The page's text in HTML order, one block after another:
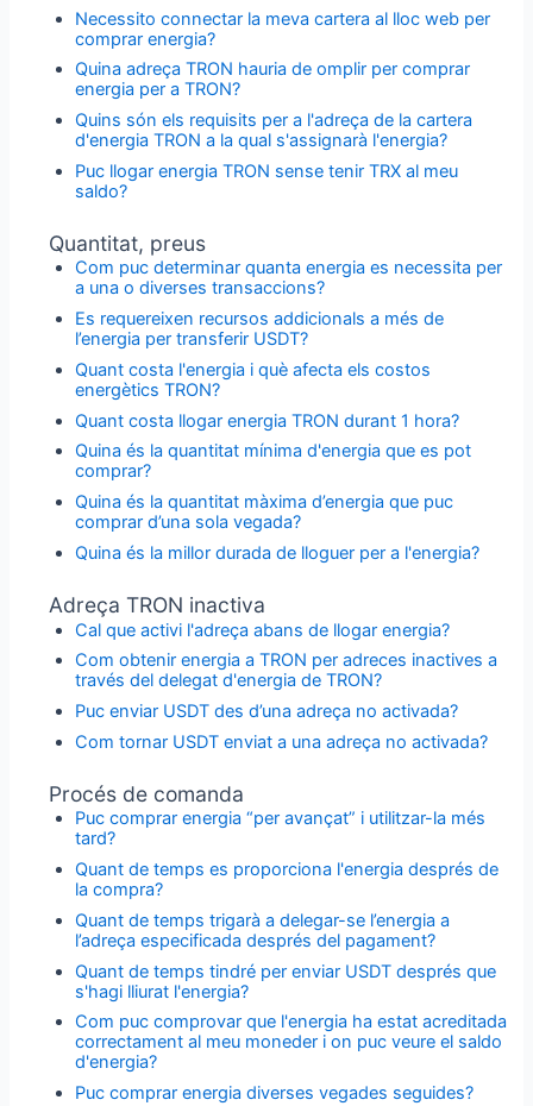
Necessito connectar la meva cartera al lloc web per
comprar energia?
Quina adreça TRON hauria de omplir per comprar
energia per a TRON?
Quins són els requisits per a l'adreça de la cartera
d'energia TRON a la qual s'assignarà l'energia?
Puc llogar energia TRON sense tenir TRX al meu
saldo?
Quantitat, preus
Com puc determinar quanta energia es necessita per
a una o diverses transaccions?
Es requereixen recursos addicionals a més de
l’energia per transferir USDT?
Quant costa l'energia i què afecta els costos
energètics TRON?
Quant costa llogar energia TRON durant 1 hora?
Quina és la quantitat mínima d'energia que es pot
comprar?
Quina és la quantitat màxima d’energia que puc
comprar d’una sola vegada?
Quina és la millor durada de lloguer per a l'energia?
Adreça TRON inactiva
Cal que activi l'adreça abans de llogar energia?
Com obtenir energia a TRON per adreces inactives a
través del delegat d'energia de TRON?
Puc enviar USDT des d’una adreça no activada?
Com tornar USDT enviat a una adreça no activada?
Procés de comanda
Puc comprar energia “per avançat” i utilitzar-la més
tard?
Quant de temps es proporciona l'energia després de
la compra?
Quant de temps trigarà a delegar-se l’energia a
l’adreça especificada després del pagament?
Quant de temps tindré per enviar USDT després que
s'hagi lliurat l'energia?
Com puc comprovar que l'energia ha estat acreditada
correctament al meu moneder i on puc veure el saldo
d'energia?
Puc comprar energia diverses vegades seguides?